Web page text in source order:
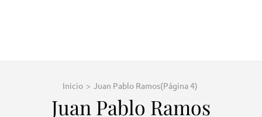
Inicio > Juan Pablo Ramos(Página 4)
Juan Pablo Ramos